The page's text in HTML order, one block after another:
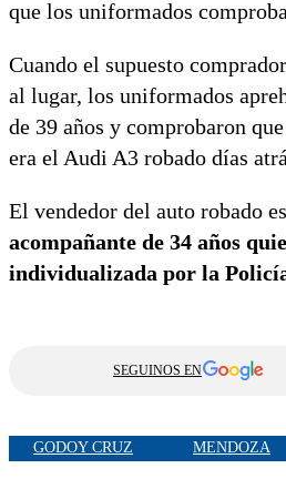
que los uniformados
Cuando el supuesto
al lugar, los uniformados
de 39 años y comprobaron
era el Audi A3 robado días
El vendedor del auto robado
acompañante de 34 años
individualizada por la
SEGUINOS EN
GODOY CRUZ MENDOZA